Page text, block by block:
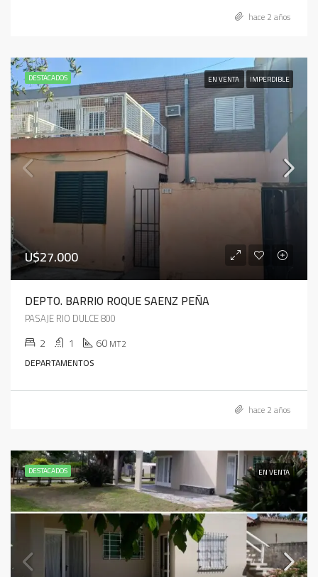
hace 2 años
DESTACADOS EN VENTA IMPERDIBLE
U$27.000
DEPTO. BARRIO ROQUE SAENZ PEÑA
PASAJE RIO DULCE 800
2 1 60MT2
DEPARTAMENTOS
hace 2 años
DESTACADOS EN VENTA